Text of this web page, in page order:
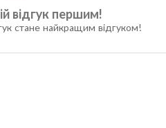
відгук першим!
стане найкращим відгуком!